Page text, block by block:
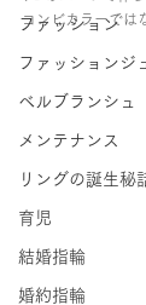
ファッション
ファッションジ
ベルブランシュ
メンテナンス
リングの誕生秘
育児
結婚指輪
婚約指輪
コンビカラーでは